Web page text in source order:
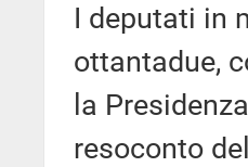
I deputati in
ottantadue,
la
resoconto